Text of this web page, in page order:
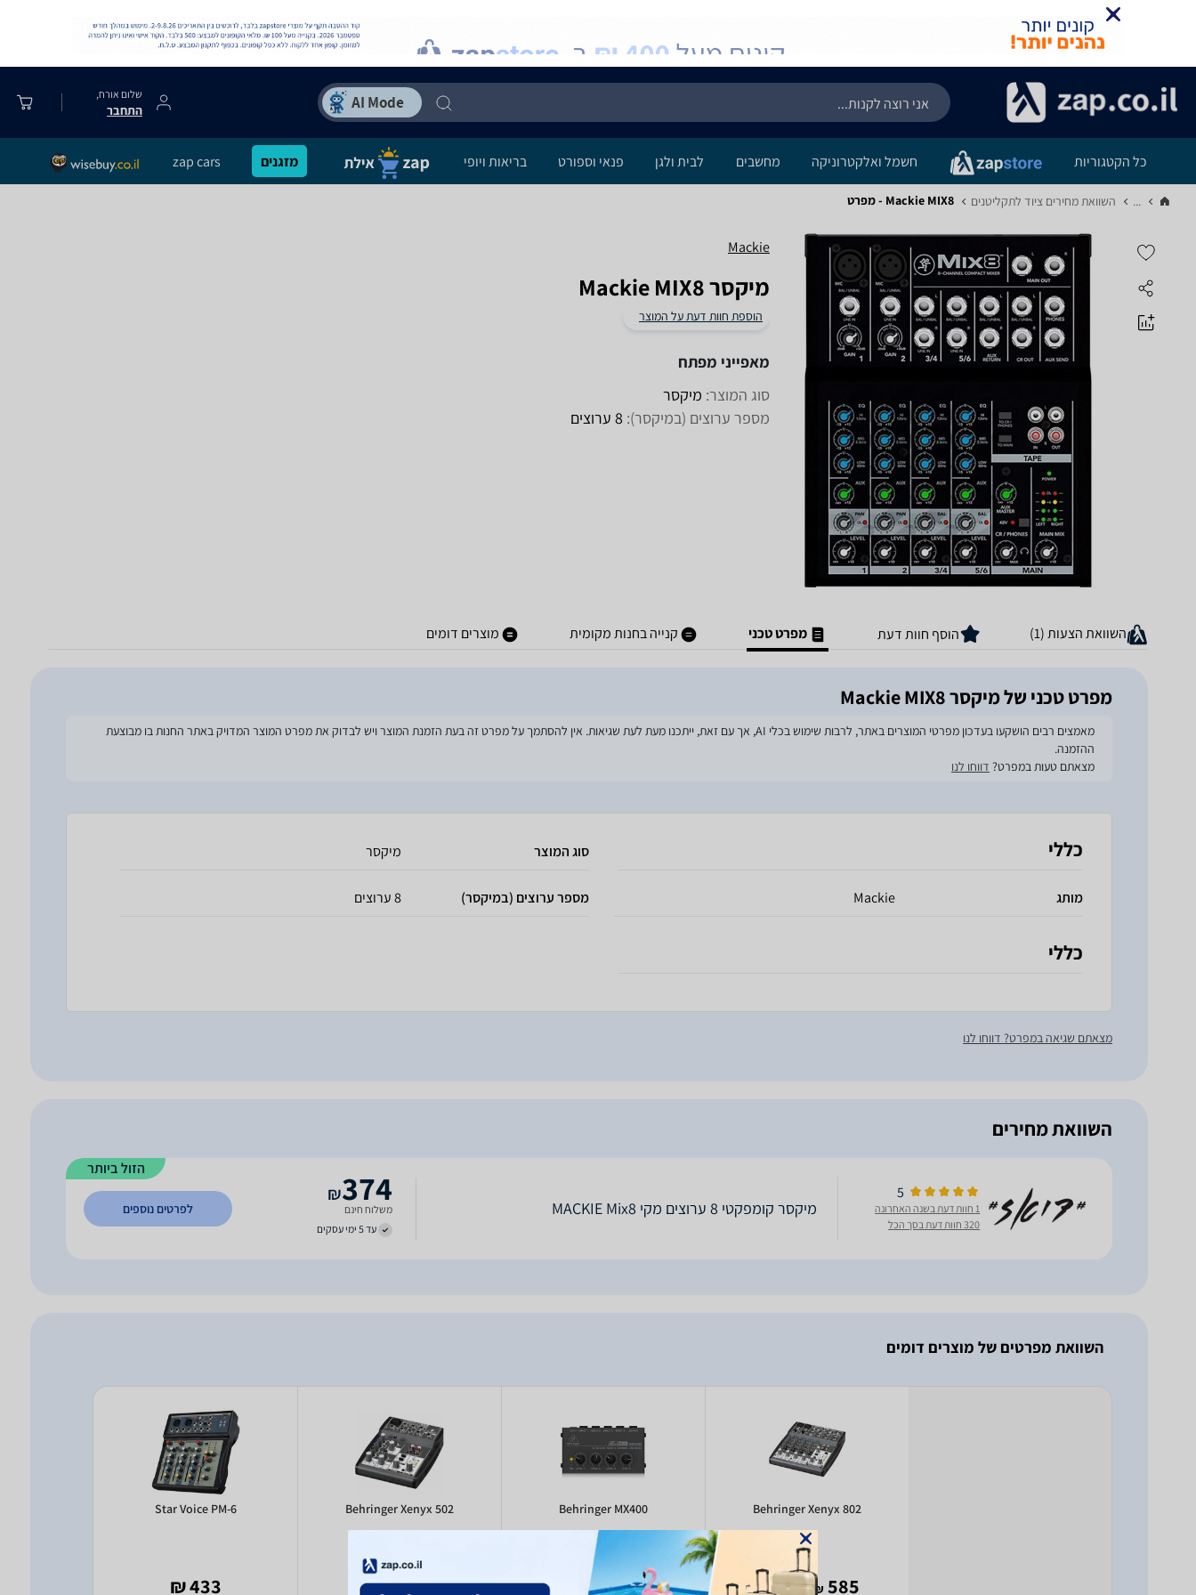
שלום אורח,
התחבר
כל הקטגוריות חשמל ואלקטרוניקה מחשבים לבית ולגן פנאי וספורט בריאות ויופי מזגנים zap cars
... השוואת מחירים ציוד לתקליטנים‏ Mackie MIX8 - מפרט
Mackie
‏מיקסר Mackie MIX8
הוספת חוות דעת על המוצר
מאפייני מפתח
סוג המוצר: מיקסר
מספר ערוצים (במיקסר): 8 ערוצים
השוואת הצעות (1) הוסף חוות דעת מפרט טכני קנייה בחנות מקומית מוצרים דומים
מפרט טכני של ‏מיקסר Mackie MIX8
מאמצים רבים הושקעו בעדכון מפרטי המוצרים באתר, לרבות שימוש בכלי AI, אך עם זאת, ייתכנו מעת לעת שגיאות. אין להסתמך על מפרט זה בעת הזמנת המוצר ויש לבדוק את מפרט המוצר המדויק באתר החנות בו מבוצעת
ההזמנה.
מצאתם טעות במפרט? דווחו לנו
כללי
מותג Mackie
כללי
סוג המוצר מיקסר
מספר ערוצים (במיקסר) 8 ערוצים
מצאתם שגיאה במפרט? דווחו לנו
השוואת מחירים
הזול ביותר
5
1 חוות דעת בשנה האחרונה
320 חוות דעת בסך הכל
מיקסר קומפקטי 8 ערוצים מקי MACKIE Mix8 374
₪
משלוח חינם
עד 5 ימי עסקים
לפרטים נוספים
השוואת מפרטים של מוצרים דומים
Behringer Xenyx 802
585
₪
- 499
₪
Behringer MX400
199
₪
- 157
Behringer Xenyx 502
510
₪
- 373
Star Voice PM-6
433 ₪